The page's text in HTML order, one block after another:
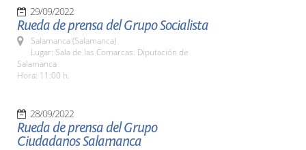
29/09/2022
Rueda de prensa del Grupo Socialista
Salamanca (Salamanca)
Lugar: Sala de las Comarcas. Diputación de
Salamanca
Hora: 11:00 h.
28/09/2022
Rueda de prensa del Grupo
Ciudadanos Salamanca